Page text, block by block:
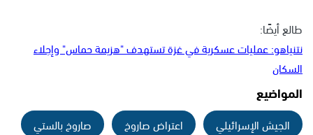
طالع أيضًا:
نتنياهو: عمليات عسكرية في غزة تستهدف "هزيمة حماس" وإجلاء
السكان
المواضيع
الجيش الإسرائيلي اعتراض صاروخ
صاروخ بالستي